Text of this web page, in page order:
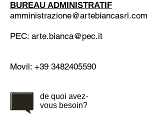
BUREAU ADMINISTRATIF
amministrazione@artebiancasrl.com
PEC: arte.bianca@pec.it
Movil: +39 3482405590
de quoi avez-
vous besoin?